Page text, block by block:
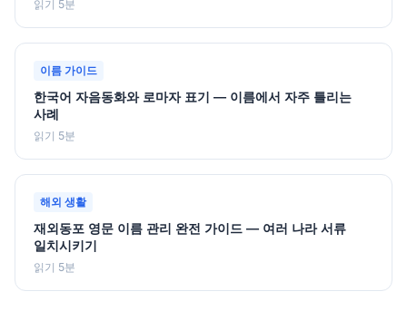
읽기 5분
이름 가이드
한국어 자음동화와 로마자 표기 — 이름에서 자주 틀리는
사례
읽기 5분
해외 생활
재외동포 영문 이름 관리 완전 가이드 — 여러 나라 서류
일치시키기
읽기 5분